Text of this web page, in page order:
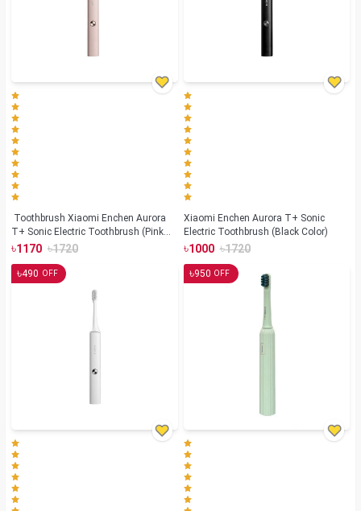
Toothbrush Xiaomi Enchen Aurora
T+ Sonic Electric Toothbrush (Pink
Color)
৳1170 ৳1720
Xiaomi Enchen Aurora T+ Sonic
Electric Toothbrush (Black Color)
৳1000 ৳1720
৳490 OFF ৳950 OFF